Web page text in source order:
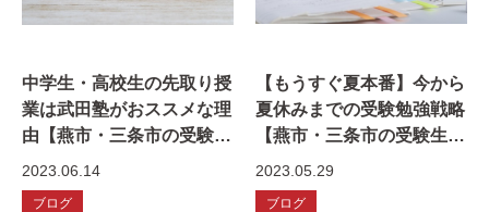
中学生・高校生の先取り授
業は武田塾がおススメな理
由【燕市・三条市の受験生
へ】
2023.06.14
ブログ
【もうすぐ夏本番】今から
夏休みまでの受験勉強戦略
【燕市・三条市の受験生
へ】
2023.05.29
ブログ